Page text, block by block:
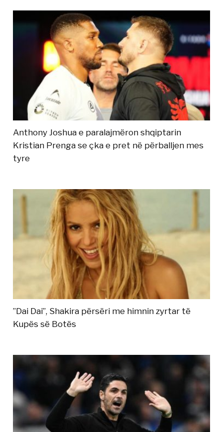
Anthony Joshua e paralajmëron shqiptarin
Kristian Prenga se çka e pret në përballjen mes
tyre
”Dai Dai”, Shakira përsëri me himnin zyrtar të
Kupës së Botës